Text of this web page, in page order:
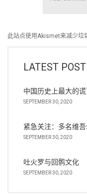
此站点使用Akismet来减少垃
LATEST POST
中国历史上最大的
SEPTEMBER 30, 2020
紧急关注：多名维
SEPTEMBER 30, 2020
吐火罗与回鹘文化
SEPTEMBER 30, 2020